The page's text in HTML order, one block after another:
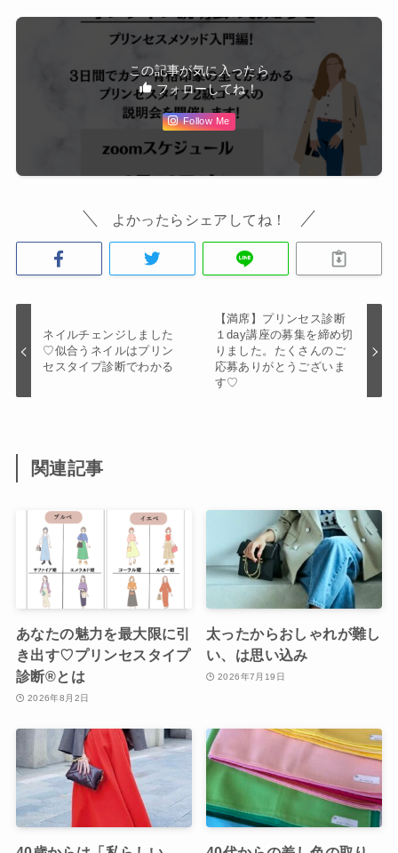
この記事が気に入ったら
フォローしてね！
Follow Me
よかったらシェアしてね！
ネイルチェンジしました
♡似合うネイルはプリン
セスタイプ診断でわかる
【満席】プリンセス診断
１day講座の募集を締め切
りました。たくさんのご
応募ありがとうございま
す♡
関連記事
あなたの魅力を最大限に引
き出す♡プリンセスタイプ
診断®︎とは
2026年8月2日
太ったからおしゃれが難し
い、は思い込み
2026年7月19日